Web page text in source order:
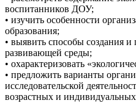
воспитанников ДОУ;
• изучить особенности
образования;
• выявить способы создания
развивающей среды;
• охарактеризовать
• предложить варианты
исследовательской
возрастных и